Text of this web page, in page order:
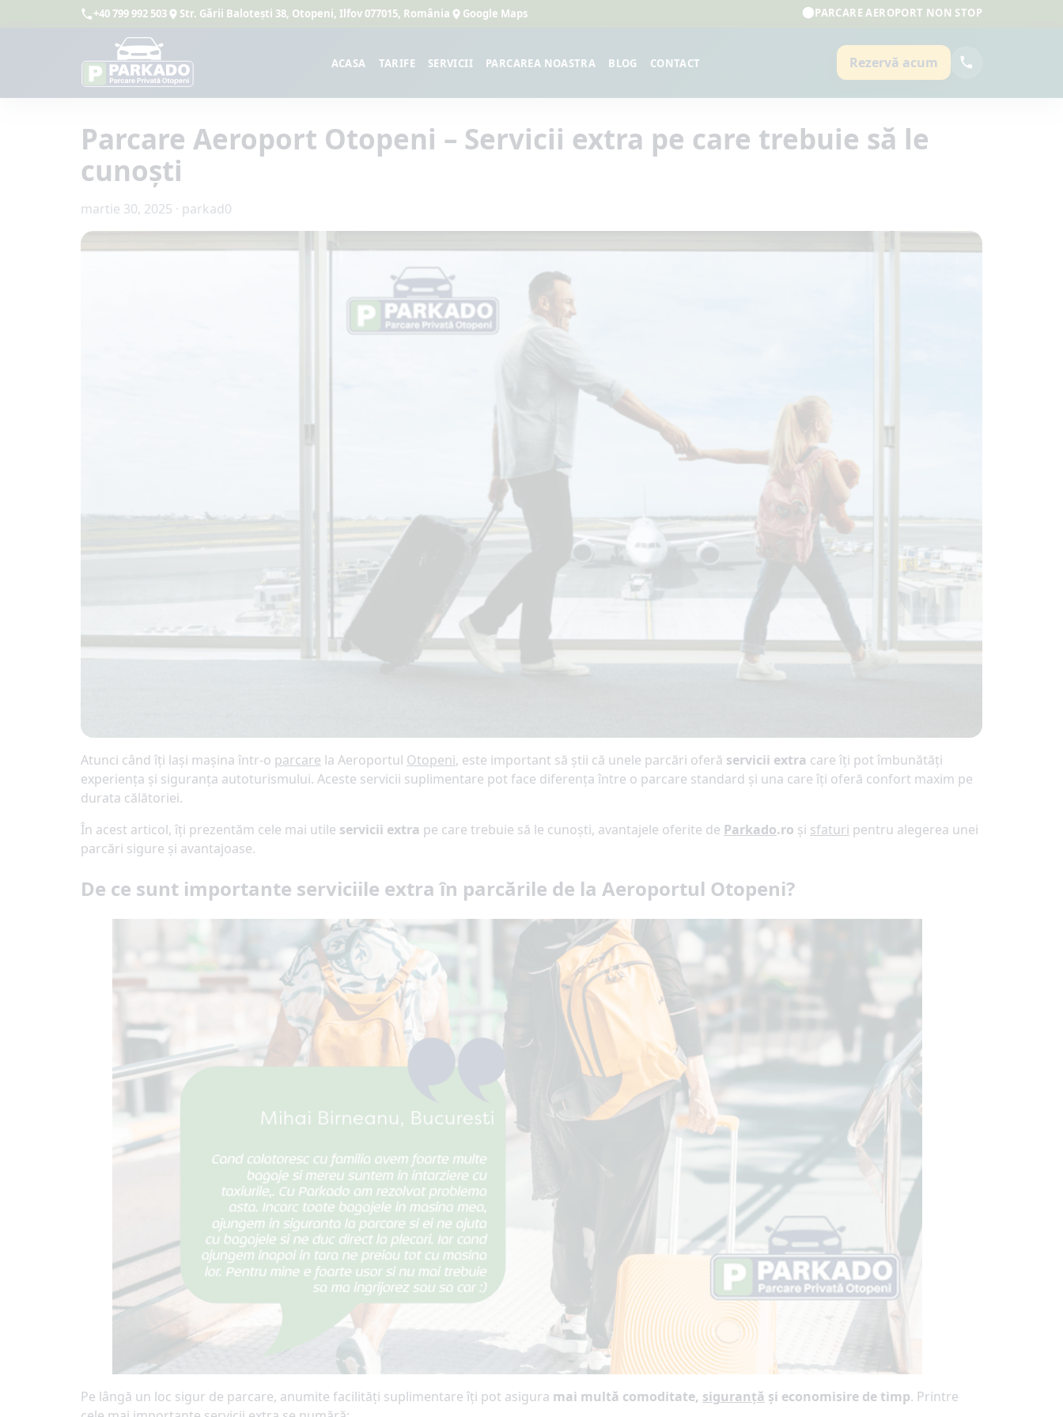
+40 799 992 503 Str. Gării Balotești 38, Otopeni, Ilfov 077015, România Google Maps PARCARE AEROPORT NON STOP
ACASA TARIFE SERVICII PARCAREA NOASTRA BLOG CONTACT Rezervă acum
Parcare Aeroport Otopeni – Servicii extra pe care trebuie să le
cunoști
martie 30, 2025 · parkad0
Atunci când îți lași mașina într-o parcare la Aeroportul Otopeni, este important să știi că unele parcări oferă servicii extra care îți pot îmbunătăți
experiența și siguranța autoturismului. Aceste servicii suplimentare pot face diferența între o parcare standard și una care îți oferă confort maxim pe
durata călătoriei.
În acest articol, îți prezentăm cele mai utile servicii extra pe care trebuie să le cunoști, avantajele oferite de Parkado.ro și sfaturi pentru alegerea unei
parcări sigure și avantajoase.
De ce sunt importante serviciile extra în parcările de la Aeroportul Otopeni?
Pe lângă un loc sigur de parcare, anumite facilități suplimentare îți pot asigura mai multă comoditate, siguranță și economisire de timp. Printre